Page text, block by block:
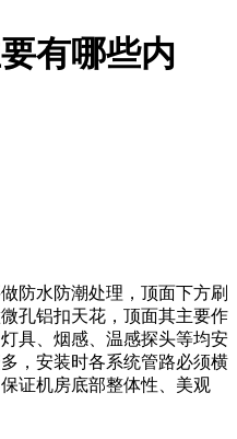
有哪些内
防水防潮处理，顶面下方刷
孔铝扣天花，顶面其主要作
具、烟感、温感探头等均安
，安装时各系统管路必须横
证机房底部整体性、美观